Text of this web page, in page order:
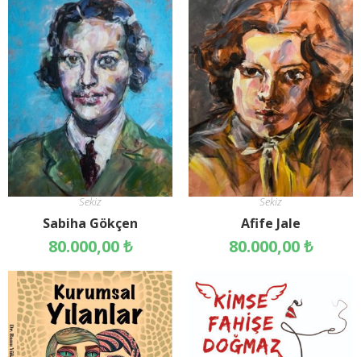
Sekiz
Sabiha Gökçen
80.000,00₺
Sekiz
Afife Jale
80.000,00₺